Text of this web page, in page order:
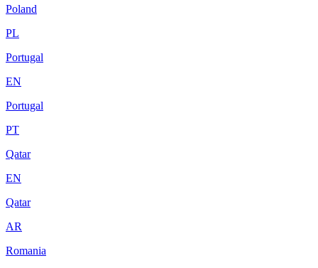
Poland
PL
Portugal
EN
Portugal
PT
Qatar
EN
Qatar
AR
Romania